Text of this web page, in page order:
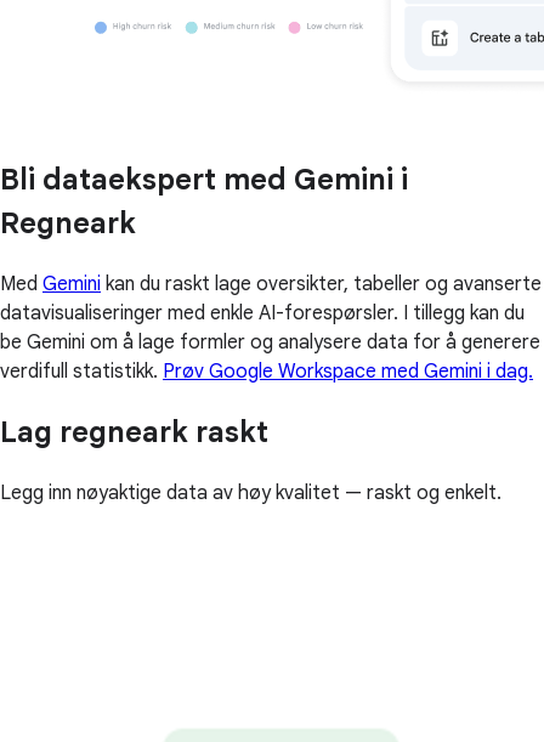
Bli dataekspert med Gemini i
Regneark
Med Gemini kan du raskt lage oversikter, tabeller og avanserte
datavisualiseringer med enkle AI-forespørsler. I tillegg kan du
be Gemini om å lage formler og analysere data for å generere
verdifull statistikk. Prøv Google Workspace med Gemini i dag.
Lag regneark raskt
Legg inn nøyaktige data av høy kvalitet — raskt og enkelt.